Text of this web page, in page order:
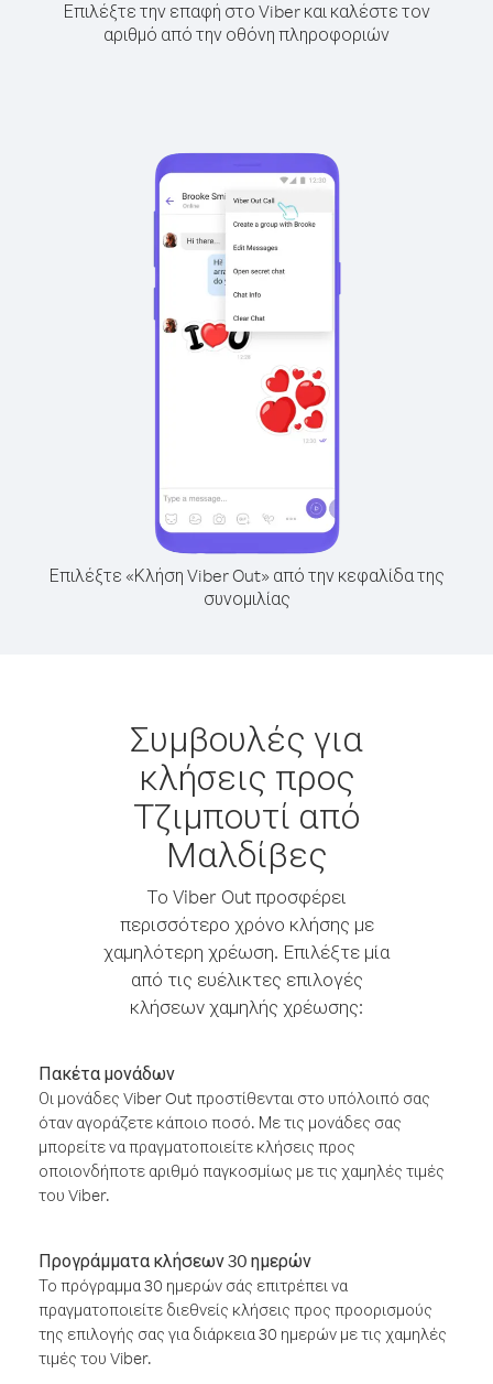
Επιλέξτε την επαφή στο Viber και καλέστε τον
αριθμό από την οθόνη πληροφοριών
Επιλέξτε «Κλήση Viber Out» από την κεφαλίδα της
συνομιλίας
Συμβουλές για
κλήσεις προς
Τζιμπουτί από
Μαλδίβες
Το Viber Out προσφέρει
περισσότερο χρόνο κλήσης με
χαμηλότερη χρέωση. Επιλέξτε μία
από τις ευέλικτες επιλογές
κλήσεων χαμηλής χρέωσης:
Πακέτα μονάδων
Οι μονάδες Viber Out προστίθενται στο υπόλοιπό σας
όταν αγοράζετε κάποιο ποσό. Με τις μονάδες σας
μπορείτε να πραγματοποιείτε κλήσεις προς
οποιονδήποτε αριθμό παγκοσμίως με τις χαμηλές τιμές
του Viber.
Προγράμματα κλήσεων 30 ημερών
Το πρόγραμμα 30 ημερών σάς επιτρέπει να
πραγματοποιείτε διεθνείς κλήσεις προς προορισμούς
της επιλογής σας για διάρκεια 30 ημερών με τις χαμηλές
τιμές του Viber.